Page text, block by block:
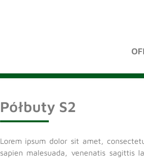
Półbuty S2
Lorem ipsum dolor sit amet,
sapien malesuada, venenatis sagittis